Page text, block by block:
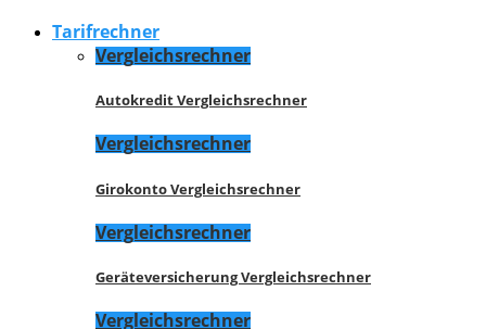
Tarifrechner
Vergleichsrechner
Autokredit Vergleichsrechner
Vergleichsrechner
Girokonto Vergleichsrechner
Vergleichsrechner
Geräteversicherung Vergleichsrechner
Vergleichsrechner